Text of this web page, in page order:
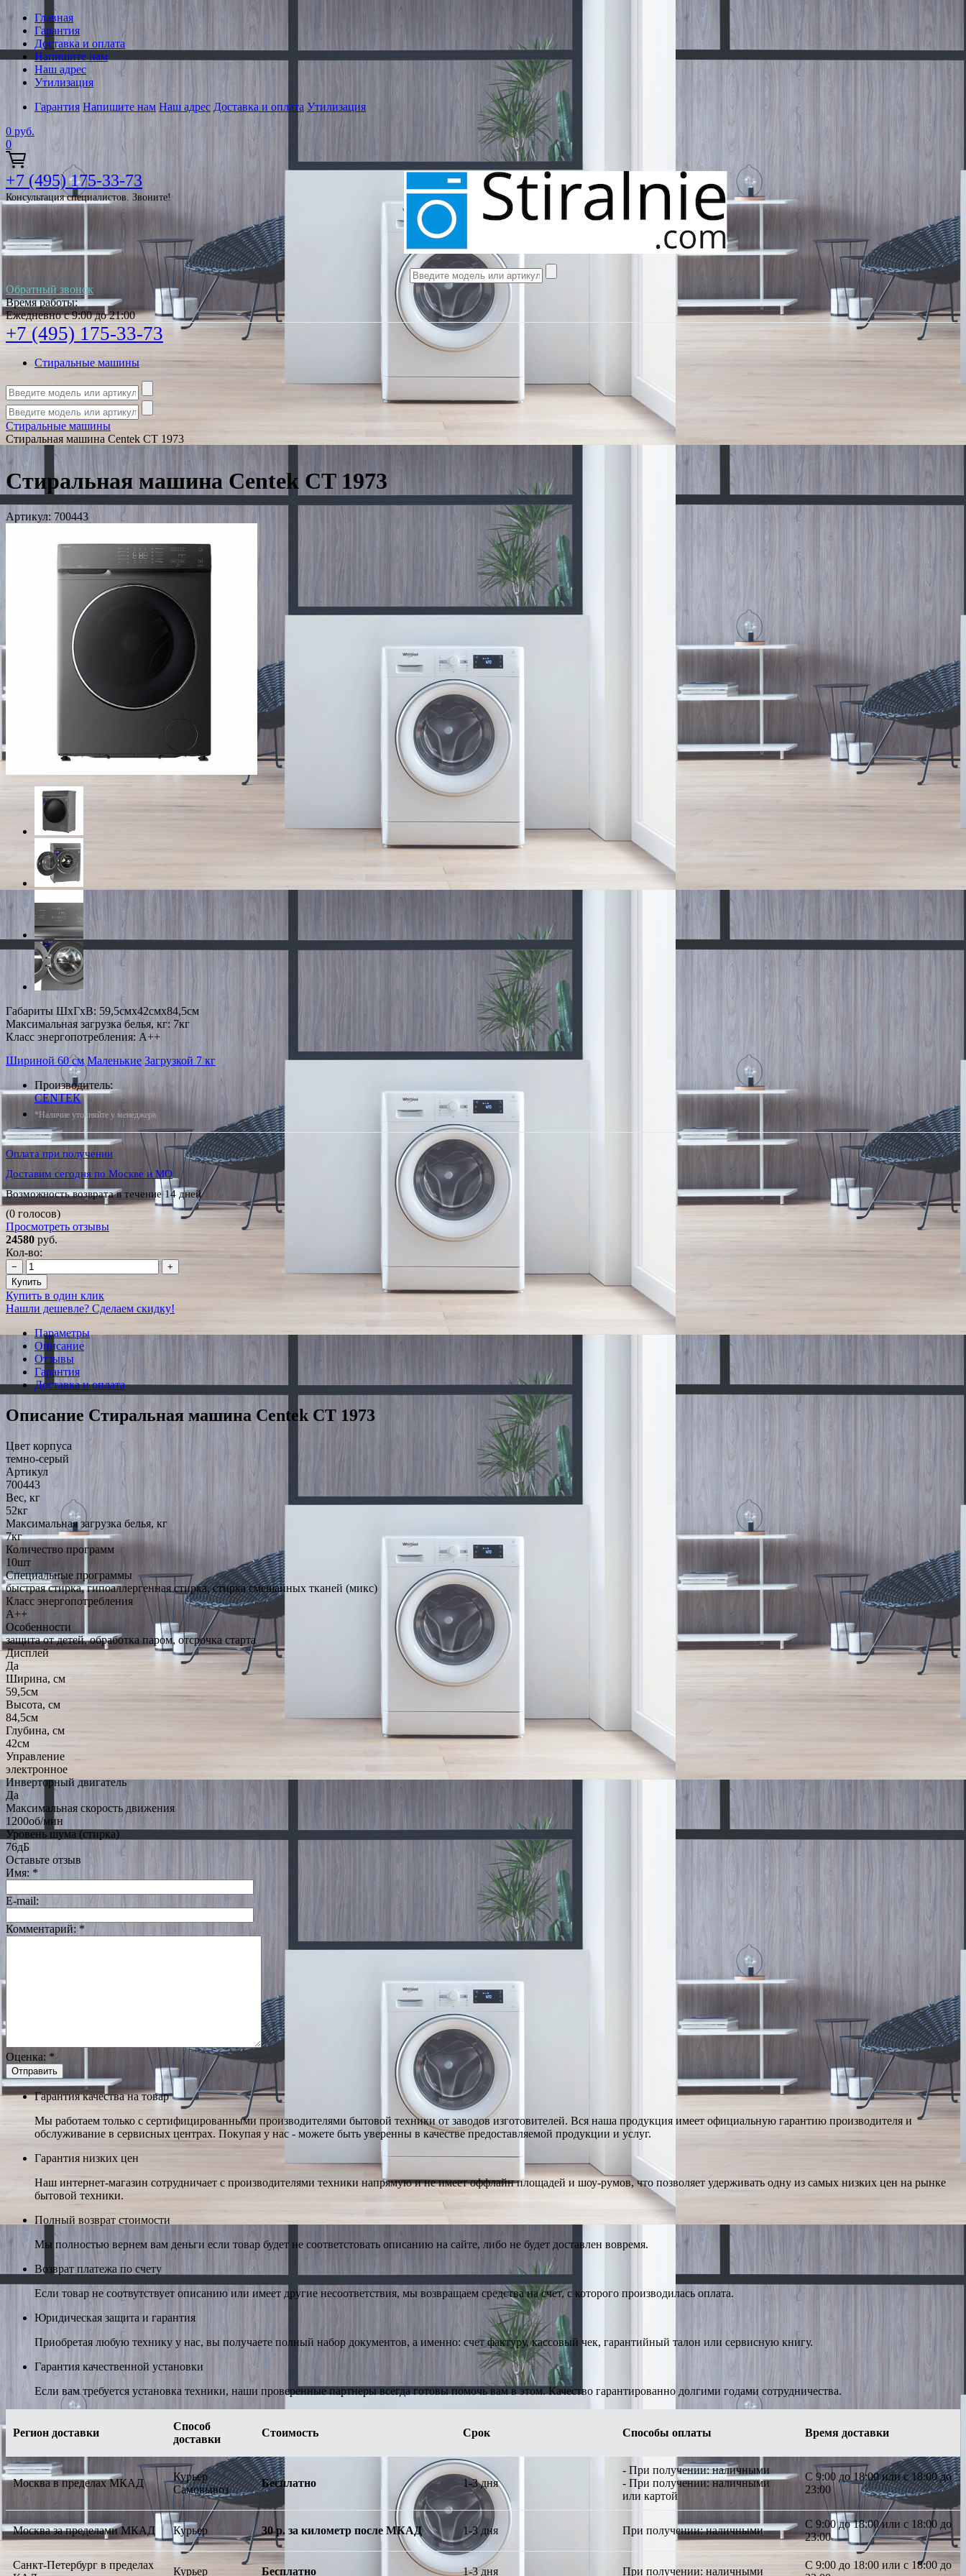
Главная
Гарантия
Доставка и оплата
Напишите нам
Наш адрес
Утилизация
Гарантия Напишите нам Наш адрес Доставка и оплата Утилизация
0 руб.
0
+7 (495) 175-33-73
Консультация специалистов. Звоните!
Обратный звонок
Время работы:
Ежедневно с 9:00 до 21:00
+7 (495) 175-33-73
Стиральные машины
Стиральные машины
Стиральная машина Centek CT 1973
Стиральная машина Centek CT 1973
Артикул: 700443
Габариты ШxГxВ: 59,5смx42смx84,5см
Максимальная загрузка белья, кг: 7кг
Класс энергопотребления: A++
Шириной 60 см Маленькие Загрузкой 7 кг
Производитель:
CENTEK
*Наличие уточняйте у менеджера
Оплата при получении
Доставим сегодня по Москве и МО
Возможность возврата в течение 14 дней
(0 голосов)
Просмотреть отзывы
24580 руб.
Кол-во:
−
+
Купить
Купить в один клик
Нашли дешевле? Сделаем скидку!
Параметры
Описание
Отзывы
Гарантия
Доставка и оплата
Описание Стиральная машина Centek CT 1973
Цвет корпуса
темно-серый
Артикул
700443
Вес, кг
52кг
Максимальная загрузка белья, кг
7кг
Количество программ
10шт
Специальные программы
быстрая стирка, гипоаллергенная стирка, стирка смешанных тканей (микс)
Класс энергопотребления
A++
Особенности
защита от детей, обработка паром, отсрочка старта
Дисплей
Да
Ширина, см
59,5см
Высота, см
84,5см
Глубина, см
42см
Управление
электронное
Инверторный двигатель
Да
Максимальная скорость движения
1200об/мин
Уровень шума (стирка)
76дБ
Оставьте отзыв
Имя: *
E-mail:
Комментарий: *
Оценка: *
Гарантия качества на товар
Мы работаем только с сертифицированными производителями бытовой техники от заводов изготовителей. Вся наша продукция имеет официальную гарантию производителя и
обслуживание в сервисных центрах. Покупая у нас - можете быть уверенны в качестве предоставляемой продукции и услуг.
Гарантия низких цен
Наш интернет-магазин сотрудничает с производителями техники напрямую и не имеет оффлайн площадей и шоу-румов, что позволяет удерживать одну из самых низких цен на рынке
бытовой техники.
Полный возврат стоимости
Мы полностью вернем вам деньги если товар будет не соответстовать описанию на сайте, либо не будет доставлен вовремя.
Возврат платежа по счету
Если товар не соотвутствует описанию или имеет другие несоответствия, мы возвращаем средства на счет, с которого производилась оплата.
Юридическая защита и гарантия
Приобретая любую технику у нас, вы получаете полный набор документов, а именно: счет фактуру, кассовый чек, гарантийный талон или сервисную книгу.
Гарантия качественной установки
Если вам требуется установка техники, наши проверенные партнеры всегда готовы помочь вам в этом. Качество гарантированно долгими годами сотрудничества.
Регион доставки
Способ
доставки
Стоимость Срок Способы оплаты Время доставки
Москва в пределах МКАД
Курьер
Самовывоз
Бесплатно 1-3 дня
- При получении: наличными
- При получении: наличными
или картой
С 9:00 до 18:00 или с 18:00 до
23:00
Москва за пределами МКАД Курьер 30 р. за километр после МКАД 1-3 дня При получении: наличными
С 9:00 до 18:00 или с 18:00 до
23:00
Санкт-Петербург в пределах
Курьер Бесплатно 1-3 дня При получении: наличными
С 9:00 до 18:00 или с 18:00 до